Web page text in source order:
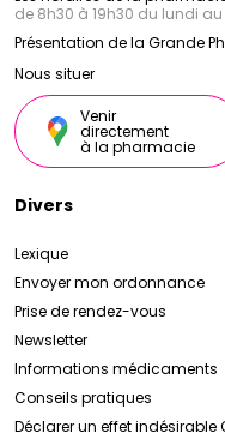
de 8h30 à 19h30 du lundi
Présentation de la Grande
Nous situer
Venir
directement
à la pharmacie
Divers
Lexique
Envoyer mon ordonnance
Prise de rendez-vous
Newsletter
Informations médicaments
Conseils pratiques
Déclarer un effet indésirable